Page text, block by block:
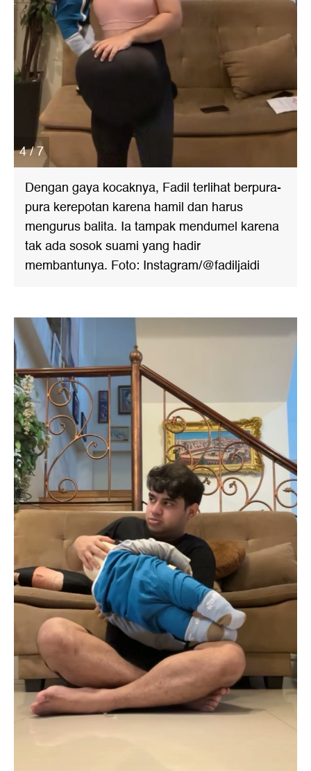
4 / 7
Dengan gaya kocaknya, Fadil terlihat berpura-
pura kerepotan karena hamil dan harus
mengurus balita. Ia tampak mendumel karena
tak ada sosok suami yang hadir
membantunya. Foto: Instagram/@fadiljaidi